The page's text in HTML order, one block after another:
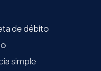
de débito
simple